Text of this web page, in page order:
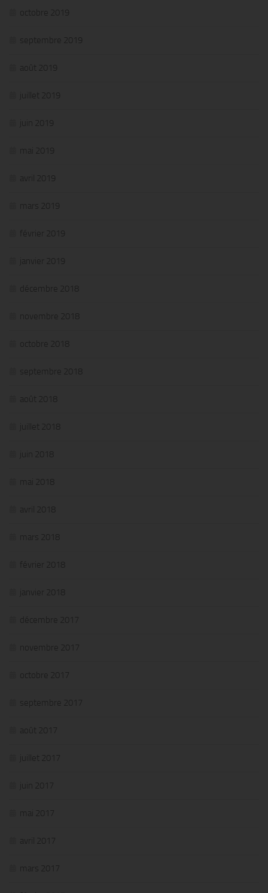
octobre 2019
septembre 2019
août 2019
juillet 2019
juin 2019
mai 2019
avril 2019
mars 2019
février 2019
janvier 2019
décembre 2018
novembre 2018
octobre 2018
septembre 2018
août 2018
juillet 2018
juin 2018
mai 2018
avril 2018
mars 2018
février 2018
janvier 2018
décembre 2017
novembre 2017
octobre 2017
septembre 2017
août 2017
juillet 2017
juin 2017
mai 2017
avril 2017
mars 2017